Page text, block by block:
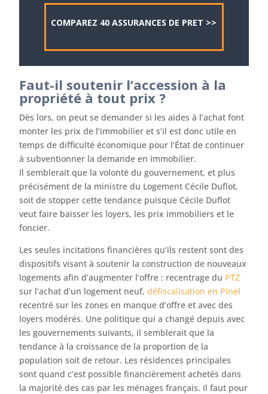
COMPAREZ 40 ASSURANCES DE PRET >>
Faut-il soutenir l’accession à la
propriété à tout prix ?
Dès lors, on peut se demander si les aides à l’achat font
monter les prix de l’immobilier et s’il est donc utile en
temps de difficulté économique pour l’État de continuer
à subventionner la demande en immobilier.
Il semblerait que la volonté du gouvernement, et plus
précisément de la ministre du Logement Cécile Duflot,
soit de stopper cette tendance puisque Cécile Duflot
veut faire baisser les loyers, les prix immobiliers et le
foncier.
Les seules incitations financières qu’ils restent sont des
dispositifs visant à soutenir la construction de nouveaux
logements afin d’augmenter l’offre : recentrage du PTZ
sur l’achat d’un logement neuf,défiscalisation en Pinel
recentré sur les zones en manque d’offre et avec des
loyers modérés. Une politique qui a changé depuis avec
les gouvernements suivants, il semblerait que la
tendance à la croissance de la proportion de la
population soit de retour. Les résidences principales
sont quand c’est possible financièrement achetés dans
la majorité des cas par les ménages français. Il faut pour